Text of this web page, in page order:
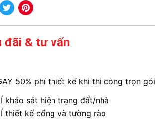
đãi & tư vấn
50% phí thiết kế khi thi công trọn gói
khảo sát hiện trạng đất/nhà
thiết kế cổng và tường rào